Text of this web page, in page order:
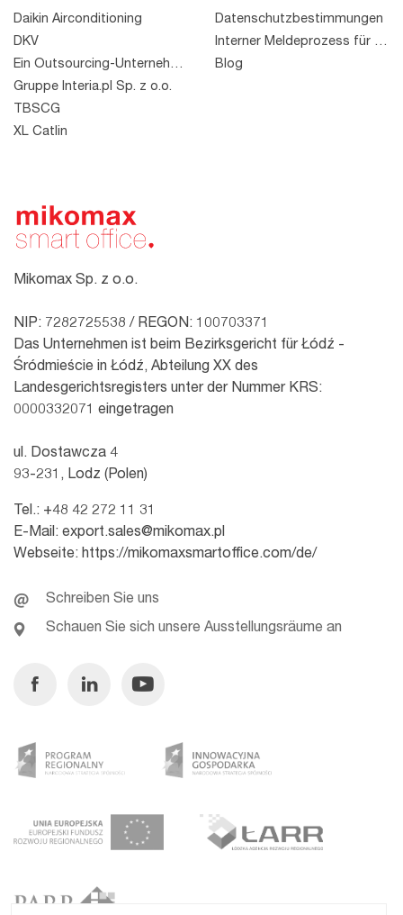
Mikomax Sp. z o.o.
NIP: 7282725538 / REGON: 100703371
Das Unternehmen ist beim Bezirksgericht für Łódź -
Śródmieście in Łódź, Abteilung XX des
Landesgerichtsregisters unter der Nummer KRS:
0000332071 eingetragen
ul. Dostawcza 4
93-231, Lodz (Polen)
Tel.: +48 42 272 11 31
E-Mail: export.sales@mikomax.pl
Webseite: https://mikomaxsmartoffice.com/de/
Schreiben Sie uns
Schauen Sie sich unsere Ausstellungsräume an
FacebookLinkedinYoutube
Daikin Airconditioning
DKV
Ein Outsourcing-Unternehmen
Gruppe Interia.pl Sp. z o.o.
TBSCG
XL Catlin
Datenschutzbestimmungen
Interner Meldeprozess für Rechtsverstöße
Blog